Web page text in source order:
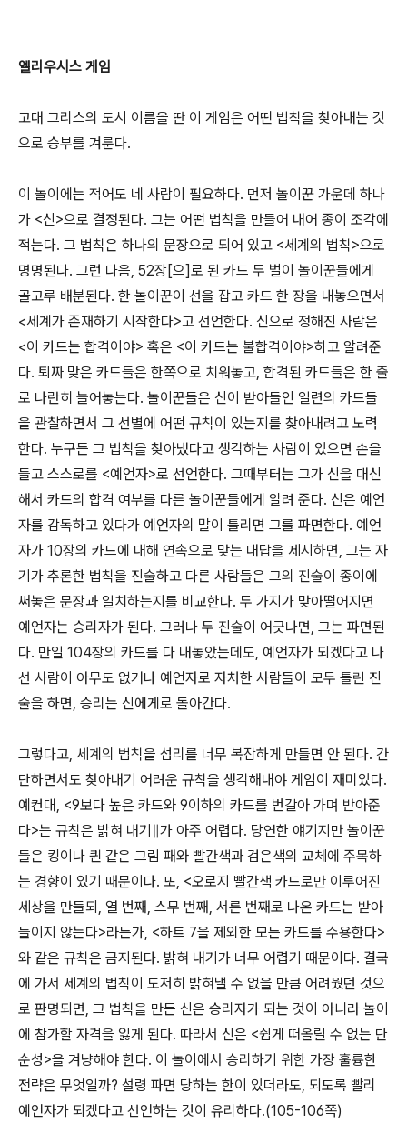
엘리우시스 게임
고대 그리스의 도시 이름을 딴 이 게임은 어떤 법칙을 찾아내는 것
으로 승부를 겨룬다.
이 놀이에는 적어도 네 사람이 필요하다. 먼저 놀이꾼 가운데 하나
가 <신>으로 결정된다. 그는 어떤 법칙을 만들어 내어 종이 조각에
적는다. 그 법칙은 하나의 문장으로 되어 있고 <세계의 법칙>으로
명명된다. 그런 다음, 52장[으]로 된 카드 두 벌이 놀이꾼들에게
골고루 배분된다. 한 놀이꾼이 선을 잡고 카드 한 장을 내놓으면서
<세계가 존재하기 시작한다>고 선언한다. 신으로 정해진 사람은
<이 카드는 합격이야> 혹은 <이 카드는 불합격이야>하고 알려준
다. 퇴짜 맞은 카드들은 한쪽으로 치워놓고, 합격된 카드들은 한 줄
로 나란히 늘어놓는다. 놀이꾼들은 신이 받아들인 일련의 카드들
을 관찰하면서 그 선별에 어떤 규칙이 있는지를 찾아내려고 노력
한다. 누구든 그 법칙을 찾아냈다고 생각하는 사람이 있으면 손을
들고 스스로를 <예언자>로 선언한다. 그때부터는 그가 신을 대신
해서 카드의 합격 여부를 다른 놀이꾼들에게 알려 준다. 신은 예언
자를 감독하고 있다가 예언자의 말이 틀리면 그를 파면한다. 예언
자가 10장의 카드에 대해 연속으로 맞는 대답을 제시하면, 그는 자
기가 추론한 법칙을 진술하고 다른 사람들은 그의 진술이 종이에
써놓은 문장과 일치하는지를 비교한다. 두 가지가 맞아떨어지면
예언자는 승리자가 된다. 그러나 두 진술이 어긋나면, 그는 파면된
다. 만일 104장의 카드를 다 내놓았는데도, 예언자가 되겠다고 나
선 사람이 아무도 없거나 예언자로 자처한 사람들이 모두 틀린 진
술을 하면, 승리는 신에게로 돌아간다.
그렇다고, 세계의 법칙을 섭리를 너무 복잡하게 만들면 안 된다. 간
단하면서도 찾아내기 어려운 규칙을 생각해내야 게임이 재미있다.
예컨대, <9보다 높은 카드와 9이하의 카드를 번갈아 가며 받아준
다>는 규칙은 밝혀 내기∥가 아주 어렵다. 당연한 얘기지만 놀이꾼
들은 킹이나 퀸 같은 그림 패와 빨간색과 검은색의 교체에 주목하
는 경향이 있기 때문이다. 또, <오로지 빨간색 카드로만 이루어진
세상을 만들되, 열 번째, 스무 번째, 서른 번째로 나온 카드는 받아
들이지 않는다>라든가, <하트 7을 제외한 모든 카드를 수용한다>
와 같은 규칙은 금지된다. 밝혀 내기가 너무 어렵기 때문이다. 결국
에 가서 세계의 법칙이 도저히 밝혀낼 수 없을 만큼 어려웠던 것으
로 판명되면, 그 법칙을 만든 신은 승리자가 되는 것이 아니라 놀이
에 참가할 자격을 잃게 된다. 따라서 신은 <쉽게 떠올릴 수 없는 단
순성>을 겨냥해야 한다. 이 놀이에서 승리하기 위한 가장 훌륭한
전략은 무엇일까? 설령 파면 당하는 한이 있더라도, 되도록 빨리
예언자가 되겠다고 선언하는 것이 유리하다.(105-106쪽)